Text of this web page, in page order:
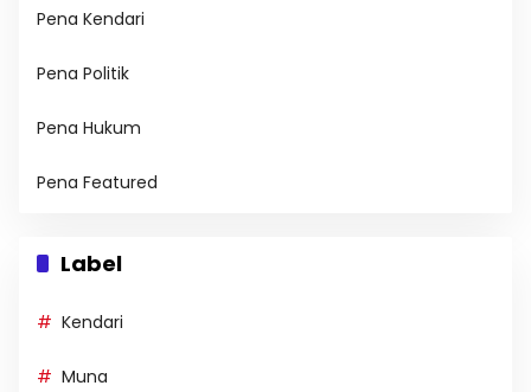
Pena Kendari
Pena Politik
Pena Hukum
Pena Featured
Label
Kendari
Muna